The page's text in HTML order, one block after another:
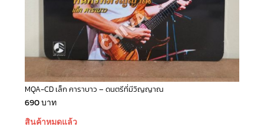
MQA-CD เล็ก คาราบาว – ดนตรีที่มีวิญญาณ
690บาท
สินค้าหมดแล้ว